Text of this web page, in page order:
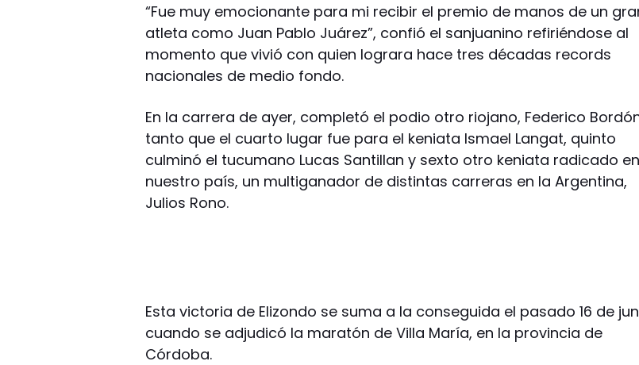
“Fue muy emocionante para mi recibir el premio de manos de un
atleta como Juan Pablo Juárez”, confió el sanjuanino refiriéndose al
momento que vivió con quien lograra hace tres décadas records
nacionales de medio fondo.
En la carrera de ayer, completó el podio otro riojano, Federico
tanto que el cuarto lugar fue para el keniata Ismael Langat, quinto
culminó el tucumano Lucas Santillan y sexto otro keniata radicado en
nuestro país, un multiganador de distintas carreras en la Argentina,
Julios Rono.
Esta victoria de Elizondo se suma a la conseguida el pasado 16 de
cuando se adjudicó la maratón de Villa María, en la provincia de
Córdoba.